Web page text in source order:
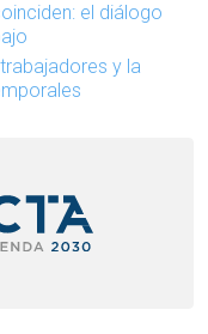
el diálogo
y la